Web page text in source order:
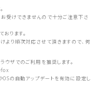
受けできませんので十分ご注意下さ
ります。
より順次対応させて頂きますので、何
ウザでのご利用を推奨します。
OSの自動アップデートを有効に設定し